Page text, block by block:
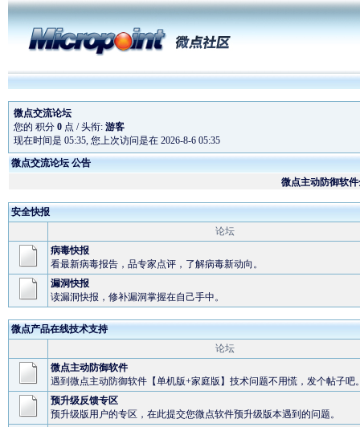
微点交流论坛
您的 积分 0 点 / 头衔: 游客
现在时间是 05:35, 您上次访问是在 2026-8-6 05:35
微点交流论坛 公告
微点主动防御软
微点软件为奥运会
安全快报
论坛
病毒快报
看最新病毒报告，品专家点评，了解病毒新动向。
漏洞快报
读漏洞快报，修补漏洞掌握在自己手中。
微点产品在线技术支持
论坛
微点主动防御软件
遇到微点主动防御软件【单机版+家庭版】技术问题不用慌，发个帖子吧
预升级反馈专区
预升级版用户的专区，在此提交您微点软件预升级版本遇到的问题。